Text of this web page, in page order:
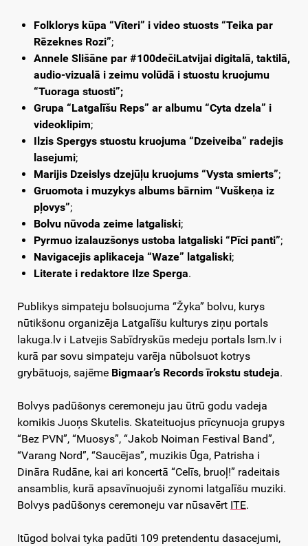
Folklorys kūpa “Vīteri” i video stuosts “Teika par
Rēzeknes Rozi”;
Annele Slišāne par #100dečiLatvijai digitalā, taktilā,
audio-vizualā i zeimu volūdā i stuostu kruojumu
“Tuoraga stuosti”;
Grupa “Latgalīšu Reps” ar albumu “Cyta dzela” i
videoklipim;
Ilzis Spergys stuostu kruojuma “Dzeiveiba” radejis
lasejumi;
Marijis Dzeislys dzejūļu kruojums “Vysta smierts”;
Gruomota i muzykys albums bārnim “Vuškeņa iz
pļovys”;
Bolvu nūvoda zeime latgaliski;
Pyrmuo izalauzšonys ustoba latgaliski “Pīci panti”;
Navigacejis aplikaceja “Waze” latgaliski;
Literate i redaktore Ilze Sperga.
Publikys simpateju bolsuojuma “Žyka” bolvu, kurys
nūtikšonu organizēja Latgalīšu kulturys ziņu portals
lakuga.lv i Latvejis Sabīdryskūs medeju portals lsm.lv i
kurā par sovu simpateju varēja nūbolsuot kotrys
grybātuojs, sajēme Bigmaar’s Records īrokstu studeja.
Bolvys padūšonys ceremoneju jau ūtrū godu vadeja
komikis Juoņs Skutelis. Skateituojus prīcynuoja grupys
“Bez PVN”, “Muosys”, “Jakob Noiman Festival Band”,
“Varang Nord”, “Saucējas”, muzikis Ūga, Patrisha i
Dināra Rudāne, kai ari koncertā “Celīs, bruoļ!” radeitais
ansamblis, kurā apsavīnuojuši zynomi latgalīšu muziki.
Bolvys padūšonys ceremoneju var nūsavērt ITE.
Itūgod bolvai tyka padūti 109 pretendentu dasacejumi,